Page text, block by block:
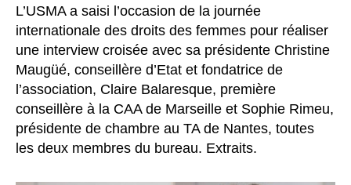
L’USMA a saisi l’occasion de la journée
internationale des droits des femmes pour réaliser
une interview croisée avec sa présidente Christine
Maugüé, conseillère d’Etat et fondatrice de
l’association, Claire Balaresque, première
conseillère à la CAA de Marseille et Sophie Rimeu,
présidente de chambre au TA de Nantes, toutes
les deux membres du bureau. Extraits.